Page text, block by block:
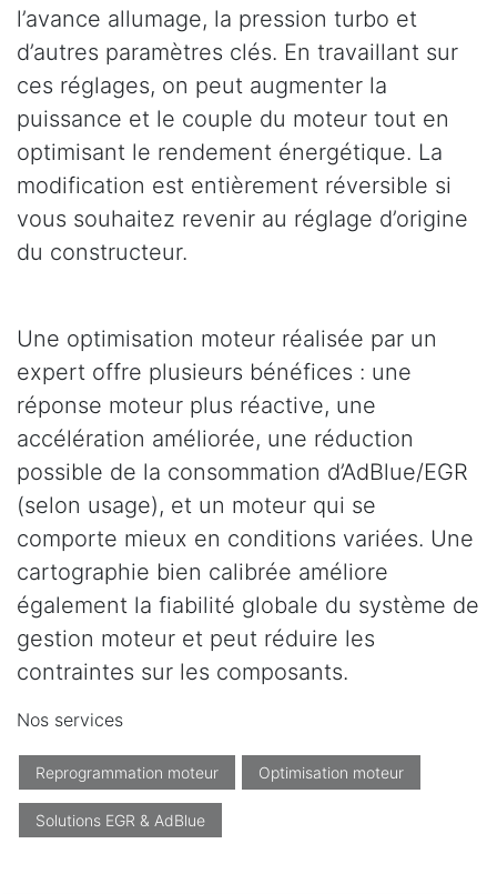
l’avance allumage, la pression turbo et
d’autres paramètres clés. En travaillant sur
ces réglages, on peut augmenter la
puissance et le couple du moteur tout en
optimisant le rendement énergétique. La
modification est entièrement réversible si
vous souhaitez revenir au réglage d’origine
du constructeur.
Une optimisation moteur réalisée par un
expert offre plusieurs bénéfices : une
réponse moteur plus réactive, une
accélération améliorée, une réduction
possible de la consommation d’AdBlue/EGR
(selon usage), et un moteur qui se
comporte mieux en conditions variées. Une
cartographie bien calibrée améliore
également la fiabilité globale du système de
gestion moteur et peut réduire les
contraintes sur les composants.
Nos services
Reprogrammation moteur Optimisation moteur
Solutions EGR & AdBlue